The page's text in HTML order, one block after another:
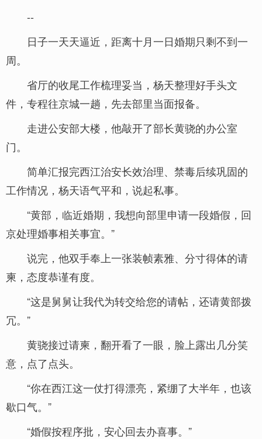
--
日子一天天逼近，距离十月一日婚期只剩不到一
周。
省厅的收尾工作梳理妥当，杨天整理好手头文
件，专程往京城一趟，先去部里当面报备。
走进公安部大楼，他敲开了部长黄骁的办公室
门。
简单汇报完西江治安长效治理、禁毒后续巩固的
工作情况，杨天语气平和，说起私事。
“黄部，临近婚期，我想向部里申请一段婚假，回
京处理婚事相关事宜。”
说完，他双手奉上一张装帧素雅、分寸得体的请
柬，态度恭谨有度。
“这是舅舅让我代为转交给您的请帖，还请黄部拨
冗。”
黄骁接过请柬，翻开看了一眼，脸上露出几分笑
意，点了点头。
“你在西江这一仗打得漂亮，紧绷了大半年，也该
歇口气。”
“婚假按程序批，安心回去办喜事。”